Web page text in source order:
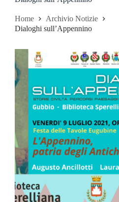
Home
Archivio Notizie
Dialoghi sull’Appennino